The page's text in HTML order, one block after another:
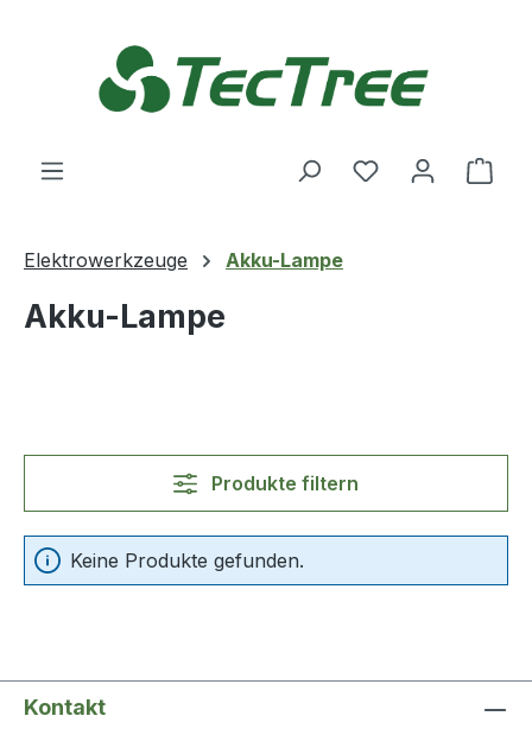
Du hast 0
Elektrowerkzeuge Akku-Lampe
Akku-Lampe
Produkte filtern
Keine Produkte gefunden.
Kontakt